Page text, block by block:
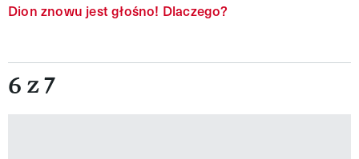
Dion znowu jest głośno! Dlaczego?
6 z 7